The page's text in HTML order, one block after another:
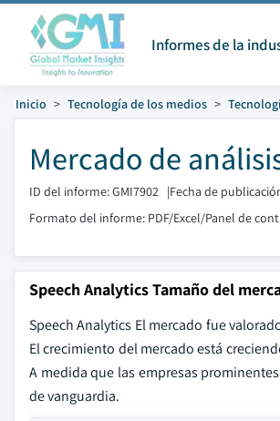
Informes de la
Inicio Tecnología de los medios
Mercado de
ID del informe: GMI7902 |Fecha de
Formato del informe: PDF/Excel/Panel de
Speech Analytics Tamaño del
Speech Analytics El mercado fue
El crecimiento del mercado está
A medida que las empresas
de vanguardia.